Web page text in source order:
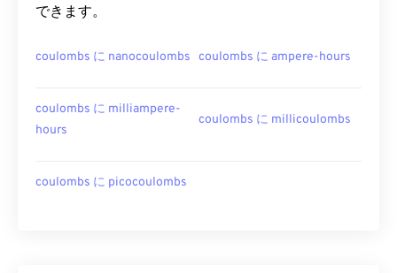
できます。
coulombs に nanocoulombs coulombs に ampere-hours
coulombs に milliampere-
hours
coulombs に millicoulombs
coulombs に picocoulombs